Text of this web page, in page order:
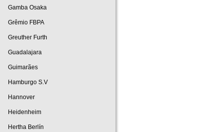
Gamba Osaka
Grêmio FBPA
Greuther Furth
Guadalajara
Guimarães
Hamburgo S.V
Hannover
Heidenheim
Hertha Berlín